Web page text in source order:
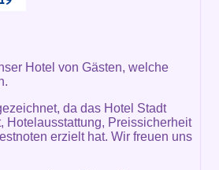
Hotel von Gästen, welche
da das Hotel Stadt
Hotelausstattung, Preissicherheit
erzielt hat. Wir freuen uns